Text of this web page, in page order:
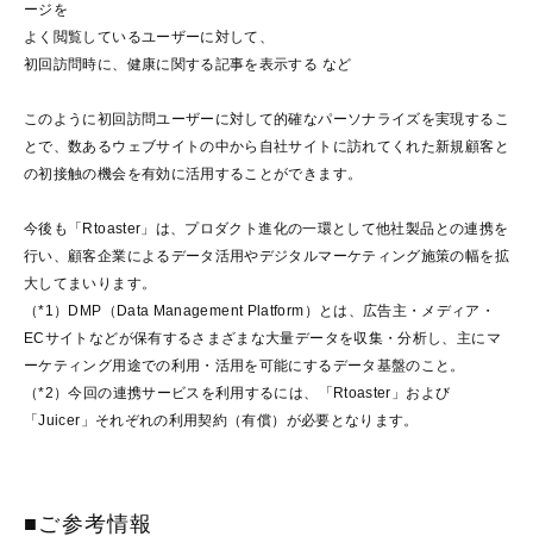
ージを
よく閲覧しているユーザーに対して、
初回訪問時に、健康に関する記事を表示する など
このように初回訪問ユーザーに対して的確なパーソナライズを実現するこ
とで、数あるウェブサイトの中から自社サイトに訪れてくれた新規顧客と
の初接触の機会を有効に活用することができます。
今後も「Rtoaster」は、プロダクト進化の一環として他社製品との連携を
行い、顧客企業によるデータ活用やデジタルマーケティング施策の幅を拡
大してまいります。
（*1）DMP（Data Management Platform）とは、広告主・メディア・
ECサイトなどが保有するさまざまな大量データを収集・分析し、主にマ
ーケティング用途での利用・活用を可能にするデータ基盤のこと。
（*2）今回の連携サービスを利用するには、「Rtoaster」および
「Juicer」それぞれの利用契約（有償）が必要となります。
■ご参考情報